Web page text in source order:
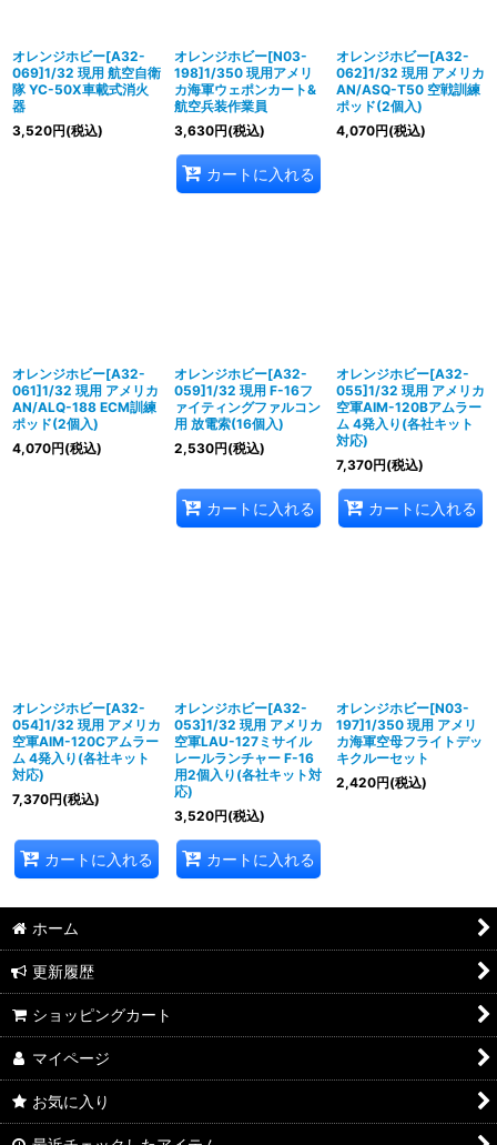
オレンジホビー[A32-
069]1/32 現用 航空自衛
隊 YC-50X車載式消火
器
3,520円(税込)
オレンジホビー[N03-
198]1/350 現用アメリ
カ海軍ウェポンカート&
航空兵装作業員
3,630円(税込)
カートに入れる
オレンジホビー[A32-
062]1/32 現用 アメリカ
AN/ASQ-T50 空戦訓練
ポッド(2個入)
4,070円(税込)
オレンジホビー[A32-
061]1/32 現用 アメリカ
AN/ALQ-188 ECM訓練
ポッド(2個入)
4,070円(税込)
オレンジホビー[A32-
059]1/32 現用 F-16フ
ァイティングファルコン
用 放電索(16個入)
2,530円(税込)
カートに入れる
オレンジホビー[A32-
055]1/32 現用 アメリカ
空軍AIM-120Bアムラー
ム 4発入り(各社キット
対応)
7,370円(税込)
カートに入れる
オレンジホビー[A32-
054]1/32 現用 アメリカ
空軍AIM-120Cアムラー
ム 4発入り(各社キット
対応)
7,370円(税込)
カートに入れる
オレンジホビー[A32-
053]1/32 現用 アメリカ
空軍LAU-127ミサイル
レールランチャー F-16
用2個入り(各社キット対
応)
3,520円(税込)
カートに入れる
オレンジホビー[N03-
197]1/350 現用 アメリ
カ海軍空母フライトデッ
キクルーセット
2,420円(税込)
ホーム
更新履歴
ショッピングカート
マイページ
お気に入り